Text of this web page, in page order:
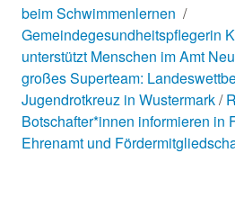
beim Schwimmenlernen
Gemeindegesundheitspflegerin
unterstützt Menschen im Amt
großes Superteam:
Jugendrotkreuz in Wustermark
Botschafter*innen informieren in
Ehrenamt und